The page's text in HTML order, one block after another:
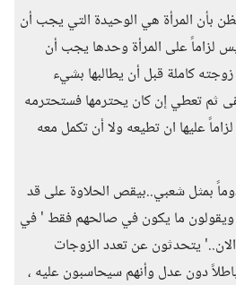
بأن المرأة هي الوحيدة التي يجب أن
لزاماً على المرأة وحدها يجب أن
كاملة قبل أن يطالبها بشيء
ثم تعطي إن كان يحترمها فستحترمه
عليها ان تطيعه ولا أن تكمل معه
بمثل شعبي..بيقص الحلاوة على قد
ويقولون ما يكون في صالحهم فقط ' في
يتحدثون عن تعدد الزوجات
دون عدل وأنهم سيحاسبون عليه ،